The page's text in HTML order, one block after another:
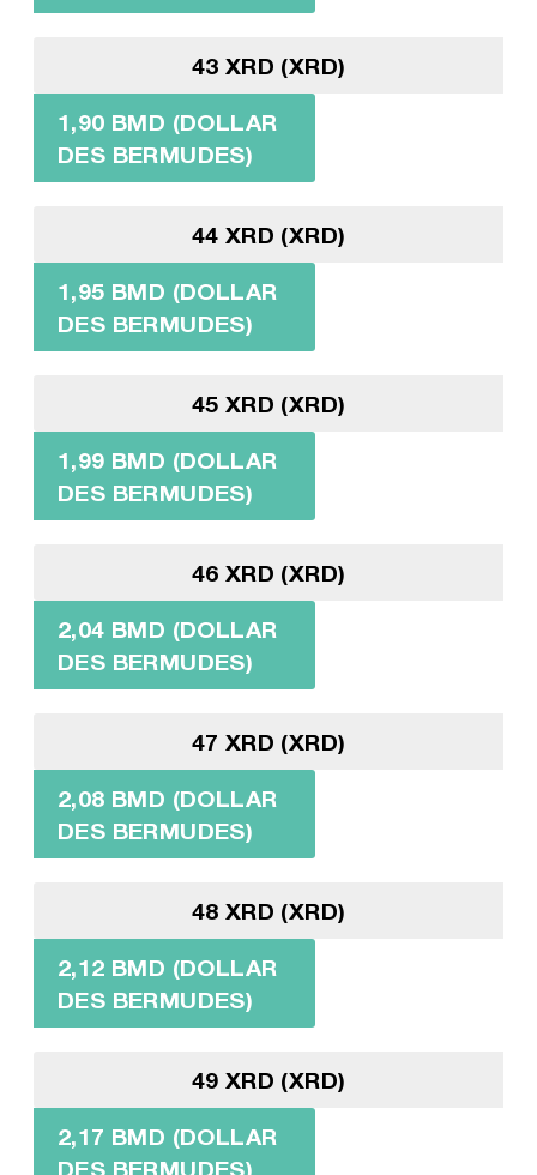
43 XRD (XRD)
1,90 BMD (DOLLAR
DES BERMUDES)
44 XRD (XRD)
1,95 BMD (DOLLAR
DES BERMUDES)
45 XRD (XRD)
1,99 BMD (DOLLAR
DES BERMUDES)
46 XRD (XRD)
2,04 BMD (DOLLAR
DES BERMUDES)
47 XRD (XRD)
2,08 BMD (DOLLAR
DES BERMUDES)
48 XRD (XRD)
2,12 BMD (DOLLAR
DES BERMUDES)
49 XRD (XRD)
2,17 BMD (DOLLAR
DES BERMUDES)